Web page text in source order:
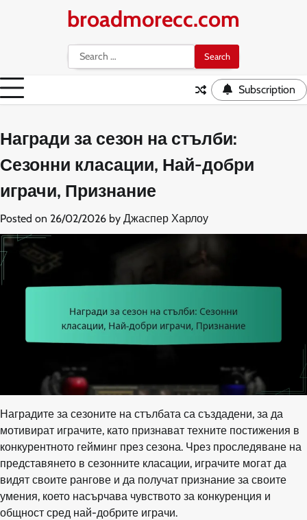
broadmorecc.com
Search
for:
Subscription
Награди за сезон на стълби:
Сезонни класации, Най-добри
играчи, Признание
Posted on 26/02/2026 by Джаспер Харлоу
Наградите за сезоните на стълбата са създадени, за да
мотивират играчите, като признават техните постижения в
конкурентното гейминг през сезона. Чрез проследяване на
представянето в сезонните класации, играчите могат да
видят своите рангове и да получат признание за своите
умения, което насърчава чувството за конкуренция и
общност сред най-добрите играчи.